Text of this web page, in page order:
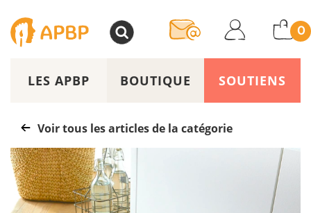
0
LES APBP BOUTIQUE SOUTIENS
Voir tous les articles de la catégorie